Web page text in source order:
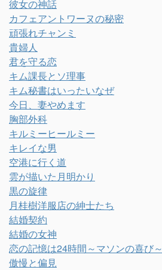
彼女の神話
カフェアントワーヌの秘密
頑張れチャンミ
貴婦人
君を守る恋
キム課長とソ理事
キム秘書はいったいなぜ
今日、妻やめます
胸部外科
キルミーヒールミー
キレイな男
空港に行く道
雲が描いた月明かり
黒の旋律
月桂樹洋服店の紳士たち
結婚契約
結婚の女神
恋の記憶は24時間～マソンの喜び～
傲慢と偏見